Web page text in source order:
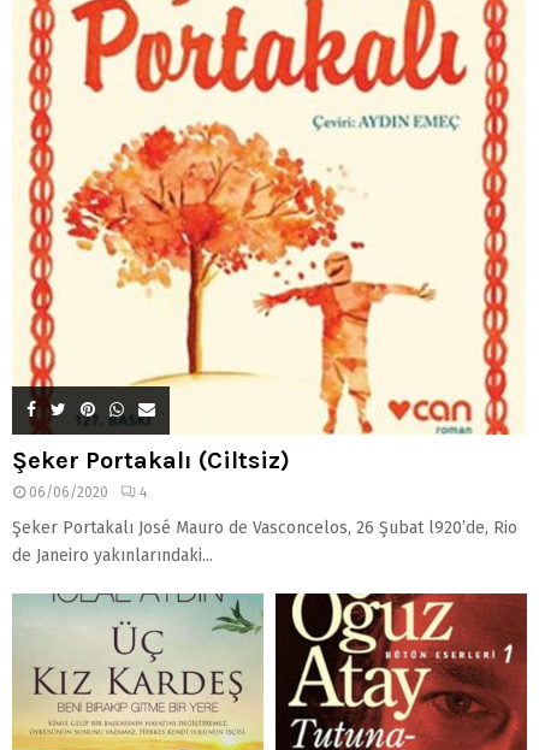
Şeker Portakalı (Ciltsiz)
06/06/2020 4
Şeker Portakalı José Mauro de Vasconcelos, 26 Şubat l920’de, Rio
de Janeiro yakınlarındaki...